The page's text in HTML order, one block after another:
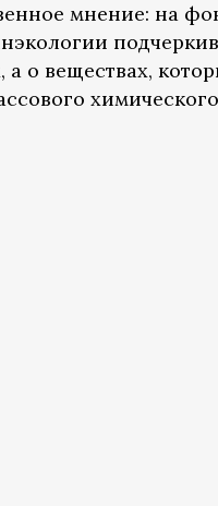
мнение: на
о веществах,